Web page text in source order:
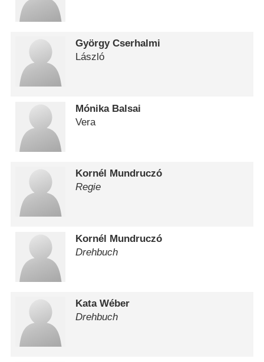
György Cserhalmi
László
Mónika Balsai
Vera
Kornél Mundruczó
Regie
Kornél Mundruczó
Drehbuch
Kata Wéber
Drehbuch